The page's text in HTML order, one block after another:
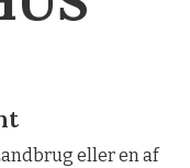
eller en af